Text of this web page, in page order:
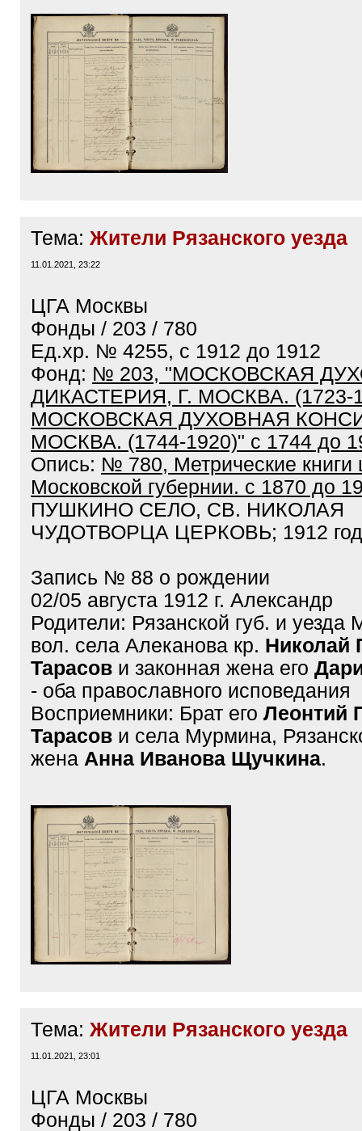
Тема: Жители Рязанского уезда
11.01.2021, 23:22
ЦГА Москвы
Фонды / 203 / 780
Ед.хр. № 4255, с 1912 до 1912
Фонд: № 203, "МОСКОВСКАЯ
ДИКАСТЕРИЯ, Г. МОСКВА. (1723-
МОСКОВСКАЯ ДУХОВНАЯ
МОСКВА. (1744-1920)" с 1744 до
Опись: № 780, Метрические книги
Московской губернии. с 1870 до
ПУШКИНО СЕЛО, СВ. НИКОЛАЯ
ЧУДОТВОРЦА ЦЕРКОВЬ; 1912 год
Запись № 88 о рождении
02/05 августа 1912 г. Александр
Родители: Рязанской губ. и уезда
вол. села Алеканова кр. Николай
Тарасов и законная жена его
- оба православного исповедания
Восприемники: Брат его Леонтий
Тарасов и села Мурмина,
жена Анна Иванова Щучкина.
Тема: Жители Рязанского уезда
11.01.2021, 23:01
ЦГА Москвы
Фонды / 203 / 780